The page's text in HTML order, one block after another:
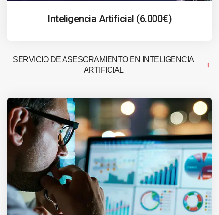
Inteligencia Artificial (6.000€)
SERVICIO DE ASESORAMIENTO EN INTELIGENCIA
ARTIFICIAL